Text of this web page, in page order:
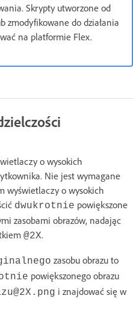
Skrypty utworzone od
zmodyfikowane do działania
na platformie Flex.
o wysokich
Nie jest wymagane
wyświetlaczy o wysokich
dwukrotnie powiększone
zasobami obrazów, nadając
@2X.
zasobu obrazu to
powiększonego obrazu
i znajdować się w